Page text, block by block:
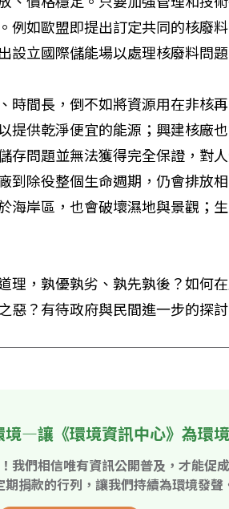
例如歐盟即提出訂定共同的核廢
設立國際儲能場以處理核廢料問題
時間長，倒不如將資源用在非核
提供乾淨便宜的能源；興建核廠
存問題並無法獲得完全保證，對
到除役整個生命週期，仍會排放
海岸區，也會破壞濕地與景觀；
理，孰優孰劣、孰先孰後？如何
惡？有待政府與民間進一步的探討
境—讓《環境資訊中心》為環
我們相信唯有資訊公開普及，才能促
捐款的行列，讓我們持續為環境發聲